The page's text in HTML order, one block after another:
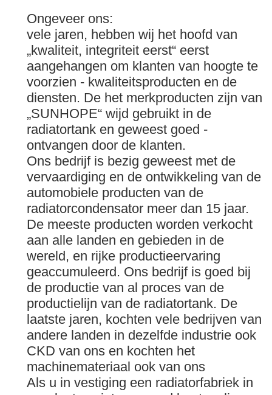
Ongeveer ons:
vele jaren, hebben wij het hoofd van
„kwaliteit, integriteit eerst“ eerst
aangehangen om klanten van hoogte te
voorzien - kwaliteitsproducten en de
diensten. De het merkproducten zijn van
„SUNHOPE“ wijd gebruikt in de
radiatortank en geweest goed -
ontvangen door de klanten.
Ons bedrijf is bezig geweest met de
vervaardiging en de ontwikkeling van de
automobiele producten van de
radiatorcondensator meer dan 15 jaar.
De meeste producten worden verkocht
aan alle landen en gebieden in de
wereld, en rijke productieervaring
geaccumuleerd. Ons bedrijf is goed bij
de productie van al proces van de
productielijn van de radiatortank. De
laatste jaren, kochten vele bedrijven van
andere landen in dezelfde industrie ook
CKD van ons en kochten het
machinemateriaal ook van ons
Als u in vestiging een radiatorfabriek in